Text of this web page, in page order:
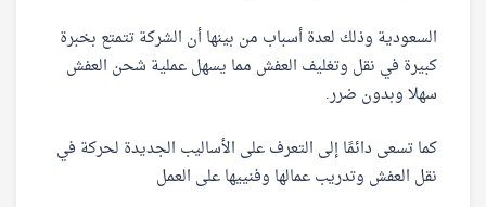
السعودية وذلك لعدة أسباب من بينها أن الشركة تتمتع بخبرة
كبيرة في نقل وتغليف العفش مما يسهل عملية شحن العفش
سهلا وبدون ضرر.
كما تسعى دائمًا إلى التعرف على الأساليب الجديدة لحركة في
نقل العفش وتدريب عمالها وفنييها على العمل